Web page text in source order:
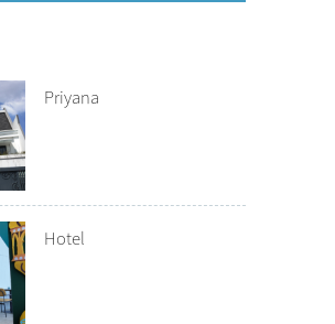
Priyana
Hotel